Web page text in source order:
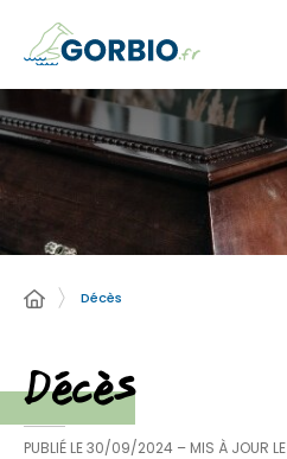
Décès
Décès
PUBLIÉ LE30/09/2024 – MIS À JOUR LE